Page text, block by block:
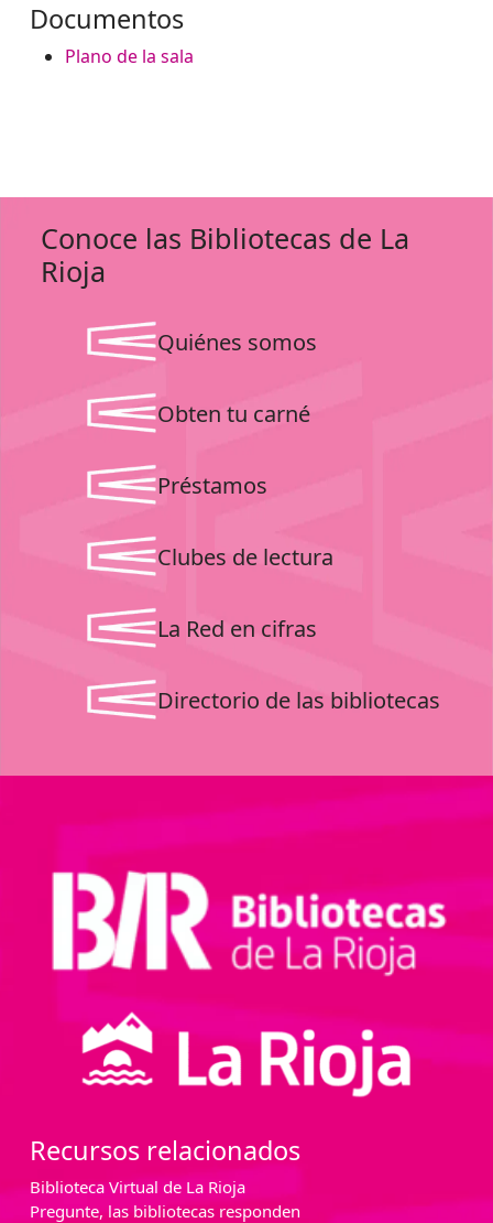
Documentos
Plano de la sala
Conoce las Bibliotecas de La
Rioja
Quiénes somos
Obten tu carné
Préstamos
Clubes de lectura
La Red en cifras
Directorio de las bibliotecas
Recursos relacionados
Biblioteca Virtual de La Rioja
Pregunte, las bibliotecas responden